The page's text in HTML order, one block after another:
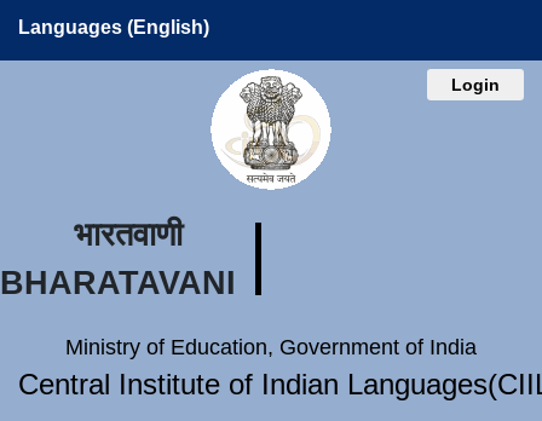
Languages (English)
Login
भारतवाणी
BHARATAVANI
Ministry of Education, Government of India
Central Institute of Indian